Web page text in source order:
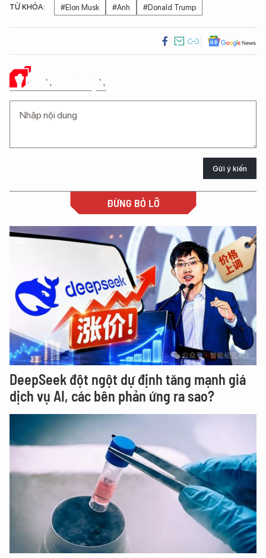
TỪ KHÓA: #Elon Musk #Anh #Donald Trump
Ý KIẾN CỦA BẠN
Gửi ý kiến
ĐỪNG BỎ LỠ
DeepSeek đột ngột dự định tăng mạnh giá
dịch vụ AI, các bên phản ứng ra sao?